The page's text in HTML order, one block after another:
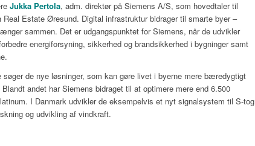
Jukka Pertola, adm. direktør på Siemens A/S, som hovedtaler til
Estate Øresund. Digital infrastruktur bidrager til smarte byer –
sammen. Det er udgangspunktet for Siemens, når de udvikler
energiforsyning, sikkerhed og brandsikkerhed i bygninger samt
søger de nye løsninger, som kan gøre livet i byerne mere bæredygtigt
andet har Siemens bidraget til at optimere mere end 6.500
I Danmark udvikler de eksempelvis et nyt signalsystem til S-tog
og udvikling af vindkraft.